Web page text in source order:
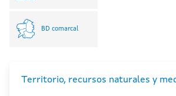
BD comarcal
Territorio, recursos naturales y